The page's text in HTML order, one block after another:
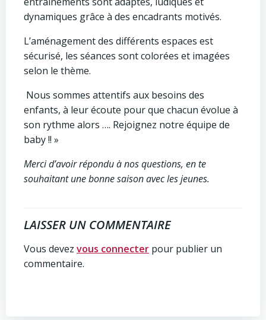
dynamiques grâce à des encadrants motivés.
L’aménagement des différents espaces est
sécurisé, les séances sont colorées et imagées
selon le thème.
Nous sommes attentifs aux besoins des
enfants, à leur écoute pour que chacun évolue à
son rythme alors …. Rejoignez notre équipe de
baby !! »
Merci d’avoir répondu à nos questions, en te
souhaitant une bonne saison avec les jeunes.
LAISSER UN COMMENTAIRE
Vous devez vous connecter pour publier un
commentaire.